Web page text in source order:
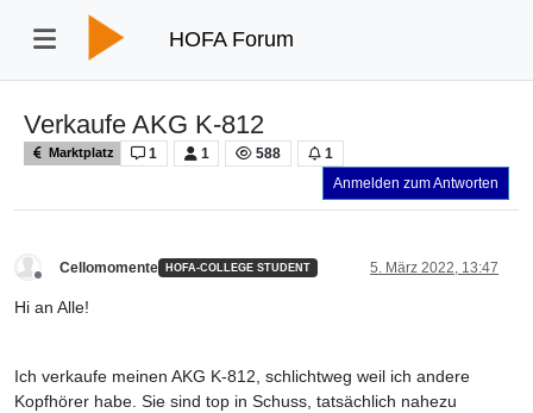
HOFA Forum
Verkaufe AKG K-812
Marktplatz 1 1 588
1
Anmelden zum Antworten
Cellomomente HOFA-COLLEGE STUDENT 5. März 2022, 13:47
Hi an Alle!
Ich verkaufe meinen AKG K-812, schlichtweg weil ich andere
Kopfhörer habe. Sie sind top in Schuss, tatsächlich nahezu